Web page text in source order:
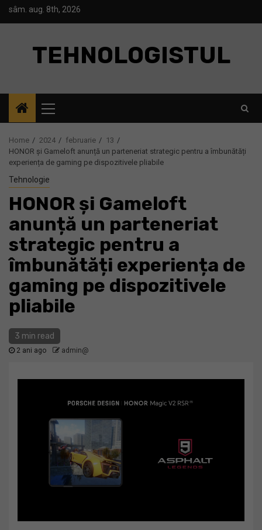
Skipsâm. aug. 8th, 2026
TEHNOLOGISTUL
Menu
Home 2024 februarie
13
HONOR și Gameloft anunță un parteneriat strategic pentru a îmbunătăți
experiența de gaming pe dispozitivele pliabile
Tehnologie
HONOR și Gameloft
anunță un parteneriat
strategic pentru a
îmbunătăți experiența de
gaming pe dispozitivele
pliabile
3 min read
2 ani ago admin@